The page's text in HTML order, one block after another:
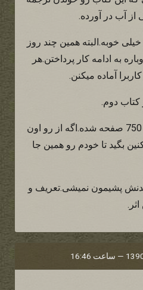
آب در آورده.
خوبه.البته همین چند روز
1 ماهه دوباره به ادامه کار پرداختن.هر
آماده میکنن.
جلد اول کتاب هم حدودای 750 صفحه شده.اگه از رو اون
بگید تا خودم رو همین جا
پشیمون نمیشی.تعریف و